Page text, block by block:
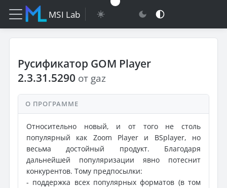
MSI Lab
Русификатор GOM Player
2.3.31.5290 от gaz
О ПРОГРАММЕ
Относительно новый, и от того не столь
популярный как Zoom Player и BSplayer, но
весьма достойный продукт. Благодаря
дальнейшей популяризации явно потеснит
конкурентов. Тому предпосылки:
- поддержка всех популярных форматов (в том